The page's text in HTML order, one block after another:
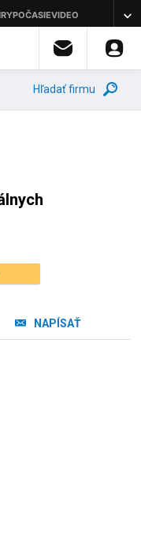
Hľadať firmu
NAPÍSAŤ